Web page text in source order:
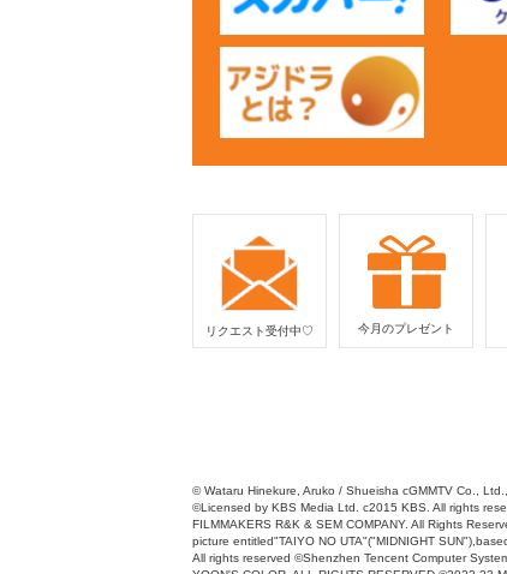
リクエスト受付中♡ 今月のプレゼント
© Wataru Hinekure, Aruko / Shueisha cGMMTV Co.,
©Licensed by KBS Media Ltd. c2015 KBS. All rights
FILMMAKERS R&K & SEM COMPANY. All Rights
picture entitled"TAIYO NO UTA"("MIDNIGHT
All rights reserved ©Shenzhen Tencent Computer